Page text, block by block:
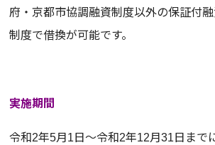
府・京都市協調融資制度以外の保証付
制度で借換が可能です。
実施期間
令和2年5月1日～令和2年12月31日まで